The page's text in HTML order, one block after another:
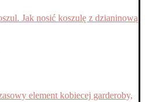
Jak nosić koszulę z dzianinową
element kobiecej garderoby,